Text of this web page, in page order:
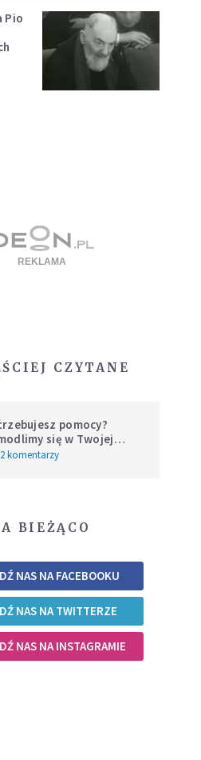
Pio
CZYTANE
pomocy?
się w Twojej
komentarzy
BIEŻĄCO
NAS NA FACEBOOKU
NAS NA TWITTERZE
NAS NA INSTAGRAMIE